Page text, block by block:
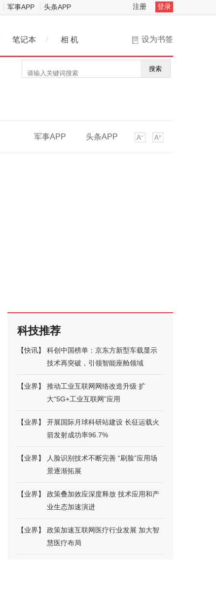
军事APP 头条APP 注册 登录
设为书签
笔记本 / 相 机
搜索
军事APP 头条APP
科技推荐
【快讯】
科创中国榜单：京东方新型车载显示
技术再突破，引领智能座舱领域
【业界】
推动工业互联网网络改造升级 扩
大“5G+工业互联网”应用
【业界】
开展国际月球科研站建设 长征运载火
箭发射成功率96.7%
【业界】
人脸识别技术不断完善 “刷脸”应用场
景逐渐拓展
【业界】
政策叠加效应深度释放 技术应用和产
业生态加速演进
【业界】
政策加速互联网医疗行业发展 加大智
慧医疗布局